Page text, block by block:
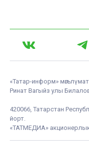
«Татар-информ»
Ринат Вагыйз улы
420066, Татарстан
йорт.
«ТАТМЕДИА»